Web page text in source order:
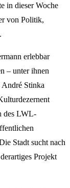
in dieser Woche
von Politik,
erlebbar
– unter ihnen
Stinka
des LWL-
Stadt sucht nach
Projekt